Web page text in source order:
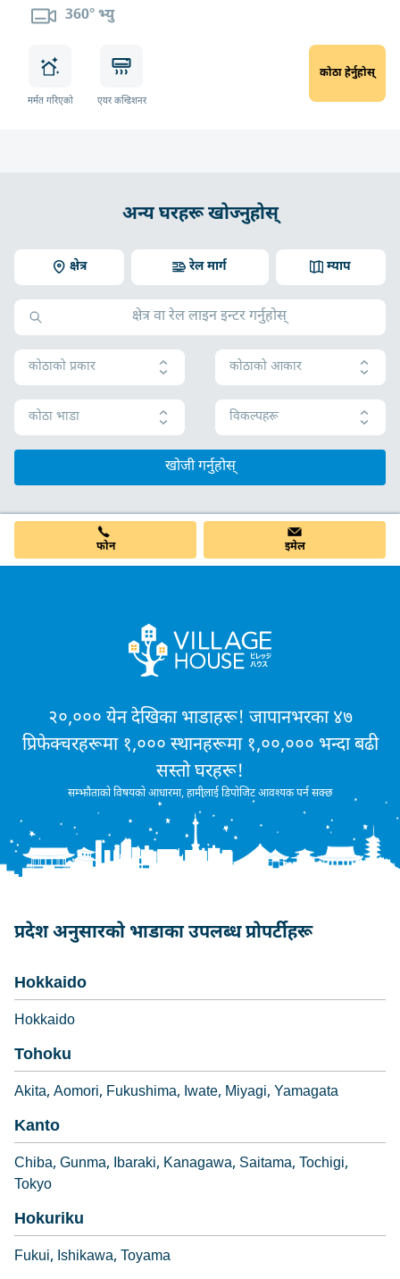
360° भ्यु
मर्मत गरिएको एयर कन्डिशनर
कोठा हेर्नुहोस्
अन्य घरहरू खोज्नुहोस्
क्षेत्र म्याप
रेल मार्ग
कोठाको प्रकार कोठाको आकार
कोठा भाडा विकल्पहरू
खोजी गर्नुहोस्
फोन इमेल
२०,००० येन देखिका भाडाहरू! जापानभरका ४७
प्रिफेक्चरहरूमा १,००० स्थानहरूमा १,००,००० भन्दा बढी
सस्तो घरहरू!
सम्झौताको विषयको आधारमा, हामीलाई डिपोजिट आवश्यक पर्न सक्छ
प्रदेश अनुसारको भाडाका उपलब्ध प्रोपर्टीहरू
Hokkaido
Hokkaido
Tohoku
Akita Aomori Fukushima Iwate Miyagi Yamagata
Kanto
Chiba Gunma Ibaraki Kanagawa Saitama Tochigi
Tokyo
Hokuriku
Fukui Ishikawa Toyama